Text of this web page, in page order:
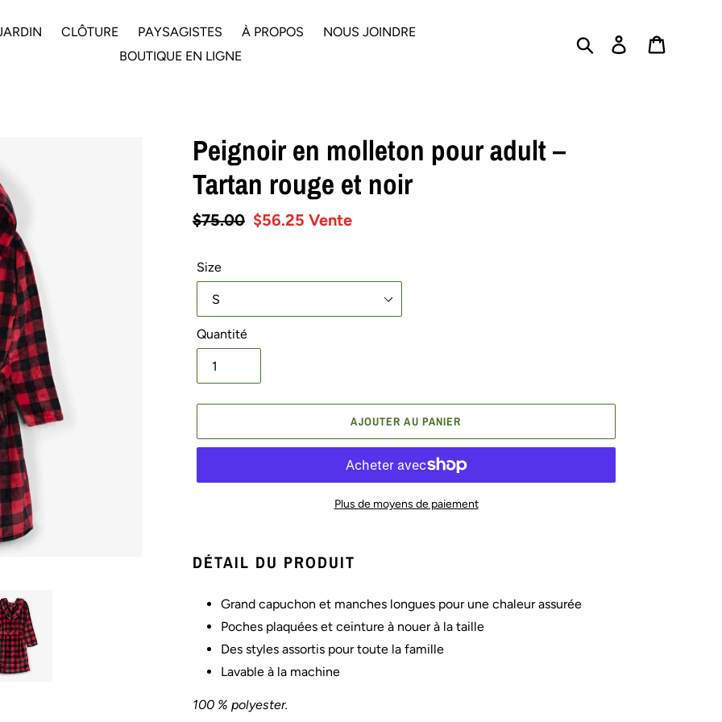
CLÔTURE PAYSAGISTES À PROPOS
NOUS JOINDRE
BOUTIQUE EN LIGNE
RechercherSe connecter
Peignoir en molleton pour adult –
Tartan rouge et noir
Prix
$75.00 Prix
$56.25 Vente
Size
Quantité
AJOUTER AU PANIER
Plus de moyens de paiement
d'un
panier
DÉTAIL DU PRODUIT
Grand capuchon et manches longues pour une chaleur assurée
Poches plaquées et ceinture à nouer à la taille
Des styles assortis pour toute la famille
Lavable à la machine
100 % polyester.